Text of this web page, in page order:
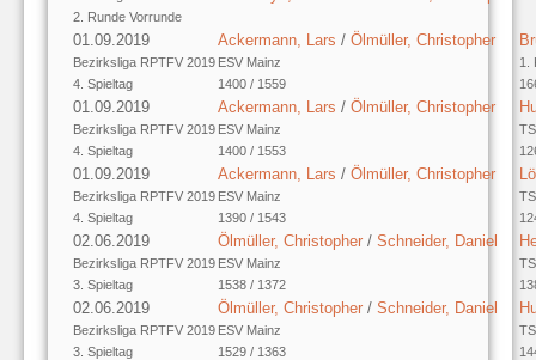
2. Runde Vorrunde
01.09.2019
Bezirksliga RPTFV 2019
4. Spieltag
Ackermann, Lars / Ölmüller, Christopher
ESV Mainz
1400 / 1559
1.
01.09.2019
Bezirksliga RPTFV 2019
4. Spieltag
Ackermann, Lars / Ölmüller, Christopher
ESV Mainz
1400 / 1553
01.09.2019
Bezirksliga RPTFV 2019
4. Spieltag
Ackermann, Lars / Ölmüller, Christopher
ESV Mainz
1390 / 1543
02.06.2019
Bezirksliga RPTFV 2019
3. Spieltag
Ölmüller, Christopher / Schneider, Daniel
ESV Mainz
1538 / 1372
02.06.2019
Bezirksliga RPTFV 2019
3. Spieltag
Ölmüller, Christopher / Schneider, Daniel
ESV Mainz
1529 / 1363